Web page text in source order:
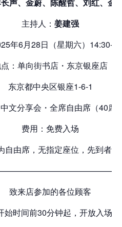
声、金蔚、陈醒哲、刘红、金
主持人： 姜建强
年6月28日（星期六）14:30-
：单向街书店・东京银座店
东京都中央区银座1-6-1
文分享会・全席自由席（40席
费用：免费入场
自由席，无指定座位，先到者
致来店参加的各位顾客
始时间前30分钟起，开放入场。